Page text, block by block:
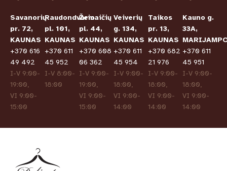
Savanorių
pr. 72,
KAUNAS
+370 616
49 492
I-V 9:00-
19:00,
VI 9:00-
15:00
Raudondvario
pl. 101,
KAUNAS
+370 611
45 952
I-V 8:00-
18:00
Žemaičių
pl. 44,
KAUNAS
+370 608
06 362
I-V 9:00-
19:00,
VI 9:00-
15:00
Veiverių
g. 134,
KAUNAS
+370 611
45 954
I-V 9:00-
18:00,
VI 9:00-
14:00
Taikos
pr. 13,
KAUNAS
+370 682
21 976
I-V 9:00-
18:00,
VI 9:00-
14:00
Kauno g.
33A,
+370 611
45 951
I-V 9:00-
18:00,
VI 9:00-
14:00